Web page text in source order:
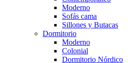
Moderno
Sofás cama
Sillones y Butacas
Dormitorio
Moderno
Colonial
Dormitorio Nórdico